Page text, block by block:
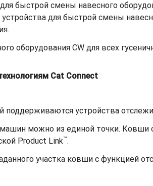
быстрой смены навесного
для быстрой смены
оборудования CW для всех
Cat Connect
устройства
можно из единой точки.
Product Link™.
участка ковши с функцией